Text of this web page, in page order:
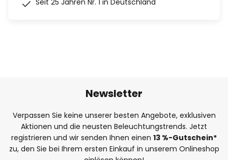
Seit 25 Jahren Nr. 1 in Deutschland
Newsletter
Verpassen Sie keine unserer besten Angebote, exklusiven
Aktionen und die neusten Beleuchtungstrends. Jetzt
registrieren und wir senden Ihnen einen 13 %-Gutschein*
zu, den Sie bei Ihrem ersten Einkauf in unserem Onlineshop